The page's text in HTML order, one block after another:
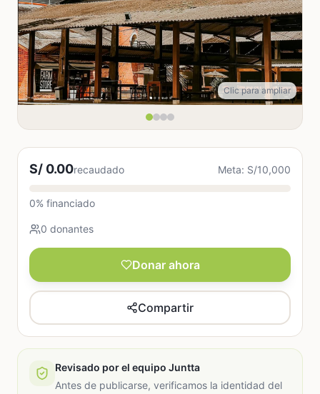
Clic para ampliar
S/ 0.00recaudado Meta: S/10,000
0% financiado
0 donantes
Donar ahora
Compartir
Revisado por el equipo Juntta
Antes de publicarse, verificamos la identidad del